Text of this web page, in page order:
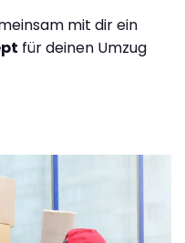
mit dir ein
für deinen Umzug